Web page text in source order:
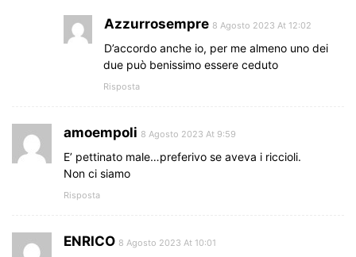
Azzurrosempre 8 Agosto 2023 At 12:02
D’accordo anche io, per me almeno uno dei
due può benissimo essere ceduto
Risposta
amoempoli 8 Agosto 2023 At 9:59
E’ pettinato male…preferivo se aveva i riccioli.
Non ci siamo
Risposta
ENRICO 8 Agosto 2023 At 10:01